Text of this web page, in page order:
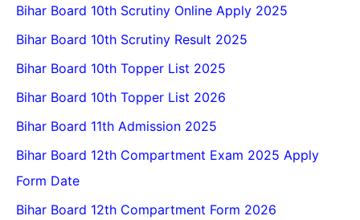
Bihar Board 10th Scrutiny Online Apply 2025
Bihar Board 10th Scrutiny Result 2025
Bihar Board 10th Topper List 2025
Bihar Board 10th Topper List 2026
Bihar Board 11th Admission 2025
Bihar Board 12th Compartment Exam 2025 Apply
Form Date
Bihar Board 12th Compartment Form 2026